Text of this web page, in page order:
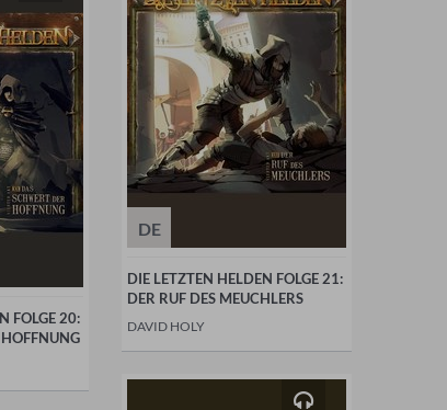
FOLGE 20:
DE
DIE LETZTEN HELDEN FOLGE 21:
DER RUF DES MEUCHLERS
DAVID HOLY